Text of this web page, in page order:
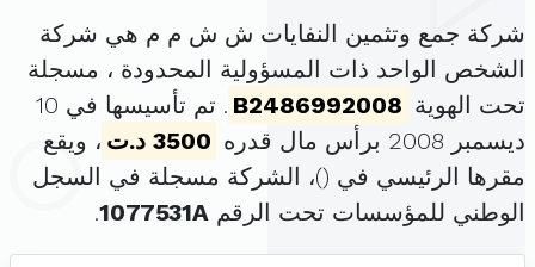
شركة جمع وتثمين النفايات ش ش م م هي شركة
الشخص الواحد ذات المسؤولية المحدودة ، مسجلة
تحت الهوية B2486992008
. تم تأسيسها في 10
ديسمبر 2008 برأس مال قدره
3500 د.ت
، ويقع
مقرها الرئيسي في ()، الشركة مسجلة في السجل
الوطني للمؤسسات تحت الرقم 1077531A
.